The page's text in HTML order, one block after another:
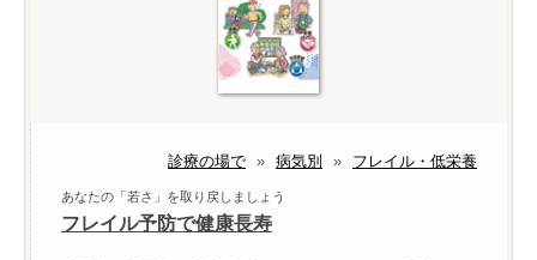
診療の場で » 病気別 » フレイル・低栄養
あなたの「若さ」を取り戻しましょう
フレイル予防で健康長寿